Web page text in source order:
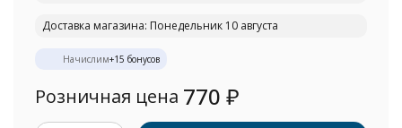
Доставка магазина: Понедельник 10 августа
Начислим+15 бонусов
Розничная цена 770 ₽